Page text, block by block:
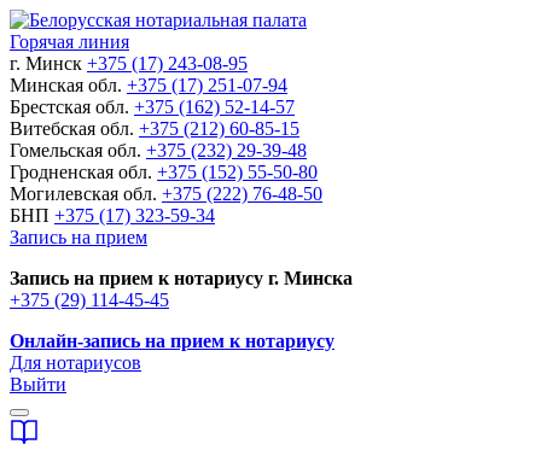
Горячая линия
г. Минск +375 (17) 243-08-95
Минская обл. +375 (17) 251-07-94
Брестская обл. +375 (162) 52-14-57
Витебская обл. +375 (212) 60-85-15
Гомельская обл. +375 (232) 29-39-48
Гродненская обл. +375 (152) 55-50-80
Могилевская обл. +375 (222) 76-48-50
БНП +375 (17) 323-59-34
Запись на прием
Запись на прием к нотариусу г. Минска
+375 (29) 114-45-45
Онлайн-запись на прием к нотариусу
Для нотариусов
Выйти